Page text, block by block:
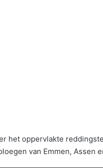
het oppervlakte
van Emmen, Assen